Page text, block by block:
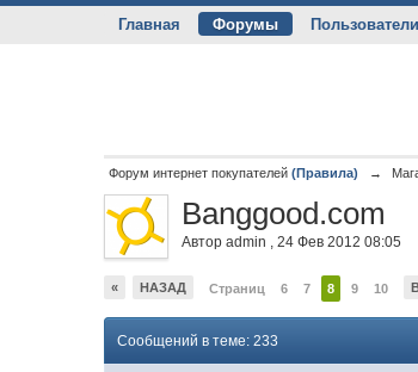
Главная Форумы Пользователи
Форум интернет покупателей (Правила) →
Banggood.com
Авторadmin ,24 Фев 2012 08:05
« НАЗАД Страниц 6 7 8 9 10
Сообщений в теме: 233